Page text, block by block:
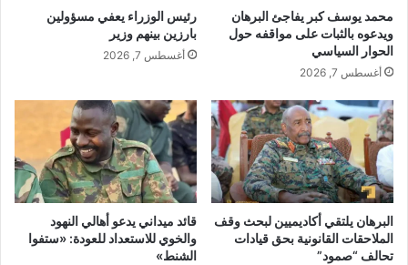
محمد يوسف كبر يفاجئ البرهان
ويدعوه بالثبات على مواقفه حول
الحوار السياسي
أغسطس 7, 2026
رئيس الوزراء يعفي مسؤولين
بارزين بينهم وزير
أغسطس 7, 2026
البرهان يلتقي أكاديميين لبحث وقف
الملاحقات القانونية بحق قيادات
تحالف “صمود”
قائد ميداني يدعو أهالي النهود
والخوي للاستعداد للعودة: «ستفوا
الشنط»